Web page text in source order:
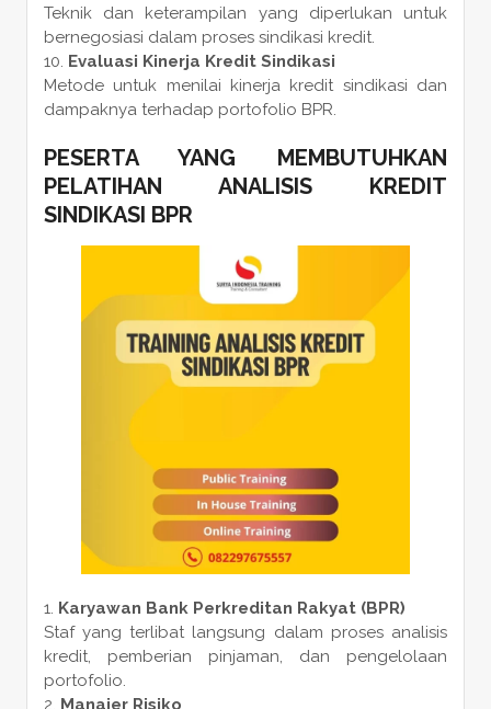
Teknik dan keterampilan yang diperlukan untuk
bernegosiasi dalam proses sindikasi kredit.
Evaluasi Kinerja Kredit Sindikasi
Metode untuk menilai kinerja kredit sindikasi dan
dampaknya terhadap portofolio BPR.
PESERTA YANG MEMBUTUHKAN
PELATIHAN ANALISIS KREDIT
SINDIKASI BPR
Karyawan Bank Perkreditan Rakyat (BPR)
Staf yang terlibat langsung dalam proses analisis
kredit, pemberian pinjaman, dan pengelolaan
portofolio.
Manajer Risiko